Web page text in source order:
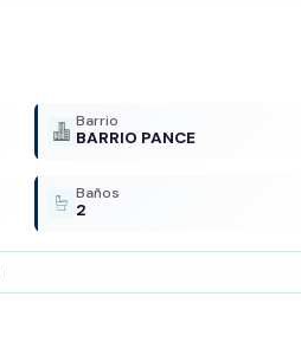
Barrio
BARRIO PANCE
Baños
2